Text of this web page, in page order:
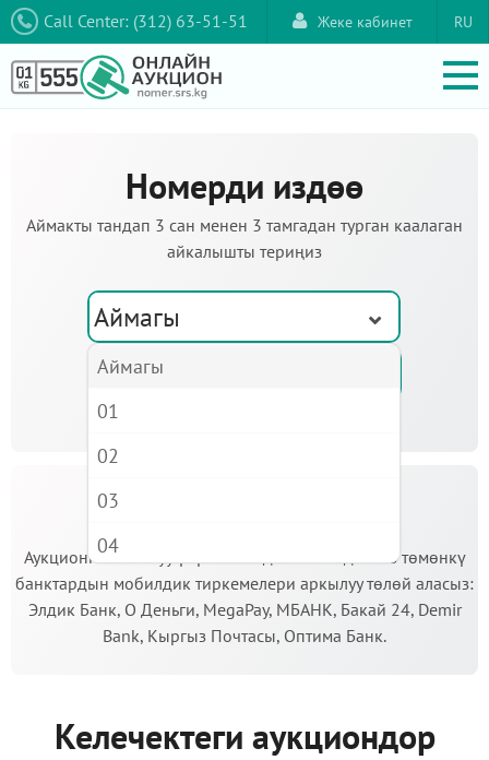
Call Center: (312) 63-51-51 RU
Жеке кабинет
Номерди издөө
Аймакты тандап 3 сан менен 3 тамгадан турган каалаган
айкалышты териңиз
Аймагы
Аукционго катышуу үчүн кепилдик салымды Сиз төмөнкү
банктардын мобилдик тиркемелери аркылуу төлөй аласыз:
Элдик Банк, О Деньги, MegaPay, МБАНК, Бакай 24, Demir
Bank, Кыргыз Почтасы, Оптима Банк.
Келечектеги аукциондор
Аймагы
01
02
03
04
05
06